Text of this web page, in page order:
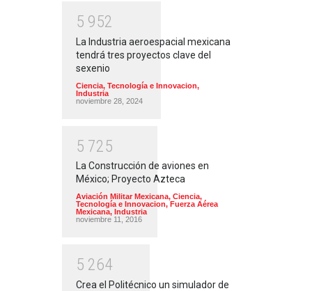
5 952
La Industria aeroespacial mexicana
tendrá tres proyectos clave del
sexenio
Ciencia, Tecnología e Innovacion,
Industria
noviembre 28, 2024
5 725
La Construcción de aviones en
México; Proyecto Azteca
Aviación Militar Mexicana, Ciencia,
Tecnología e Innovacion, Fuerza Aérea
Mexicana, Industria
noviembre 11, 2016
5 264
Crea el Politécnico un simulador de